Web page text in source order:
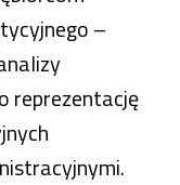
–
reprezentację